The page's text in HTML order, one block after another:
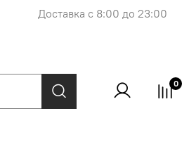
Доставка с 8:00 до 23:00
0